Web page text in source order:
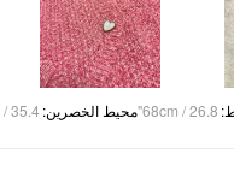
:
68cm / 26.8" محيط الخصرين:
35.4"